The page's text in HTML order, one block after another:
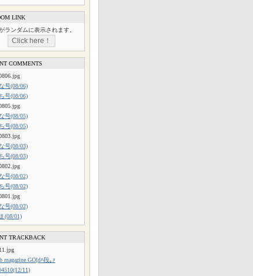
LINK
ランダムに表示されます。
COMMENTS
号(08/06)
号(08/06)
号(08/05)
号(08/05)
号(08/03)
号(08/03)
号(08/02)
号(08/02)
号(08/02)
(08/01)
TRACKBACK
magazine GO[dﾊ段｡ｧ
11)